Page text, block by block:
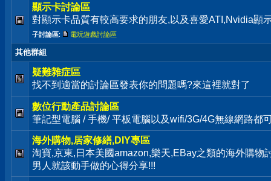
顯示卡討論區
對顯示卡品質有較高要求的朋友,以及喜愛ATI,Nvidia顯
子討論區: 電玩遊戲討論區
其他群組
疑難雜症區
找不到適當的討論區發表你的問題嗎?來這裡就對了
數位行動產品討論區
筆記型電腦 / 手機/ 平板電腦以及wifi/3G/4G無線網路都
海外購物,居家修繕,DIY專區
淘寶,京東,日本美國amazon,樂天,EBay之類的海外購物
男人就該動手做的心得分享!!!